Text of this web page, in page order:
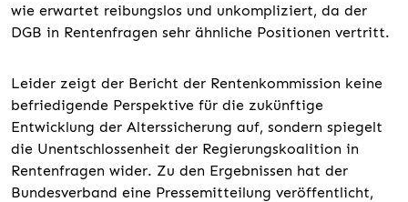
wie erwartet reibungslos und unkompliziert, da der
DGB in Rentenfragen sehr ähnliche Positionen vertritt.
Leider zeigt der Bericht der Rentenkommission keine
befriedigende Perspektive für die zukünftige
Entwicklung der Alterssicherung auf, sondern spiegelt
die Unentschlossenheit der Regierungskoalition in
Rentenfragen wider. Zu den Ergebnissen hat der
Bundesverband eine Pressemitteilung veröffentlicht,